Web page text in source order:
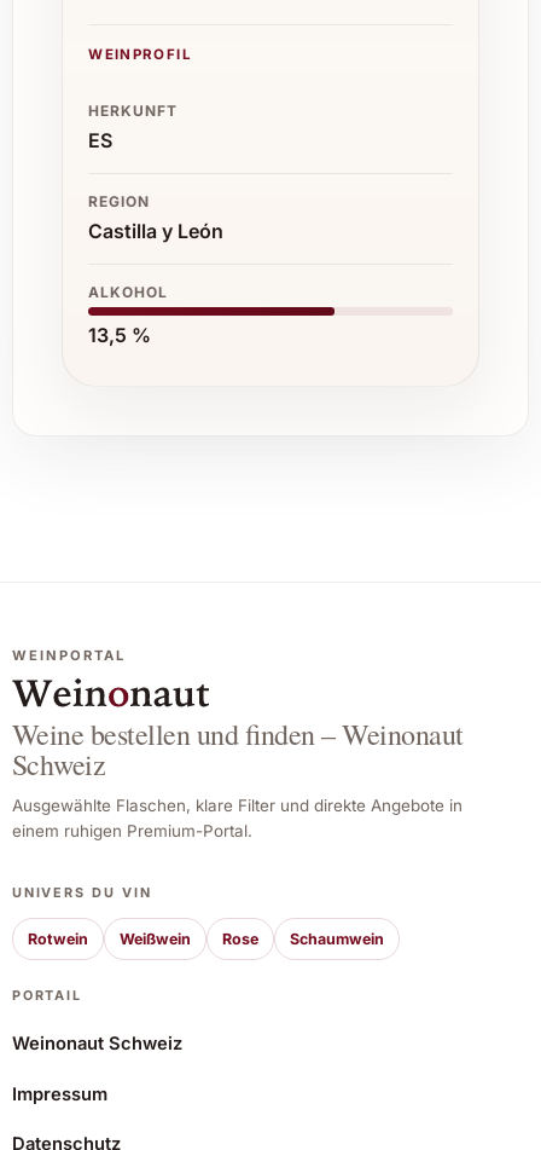
WEINPROFIL
HERKUNFT
ES
REGION
Castilla y León
ALKOHOL
13,5 %
WEINPORTAL
Weine bestellen und finden – Weinonaut
Schweiz
Ausgewählte Flaschen, klare Filter und direkte Angebote in
einem ruhigen Premium-Portal.
UNIVERS DU VIN
Rotwein Weißwein Rose Schaumwein
PORTAIL
Weinonaut Schweiz
Impressum
Datenschutz